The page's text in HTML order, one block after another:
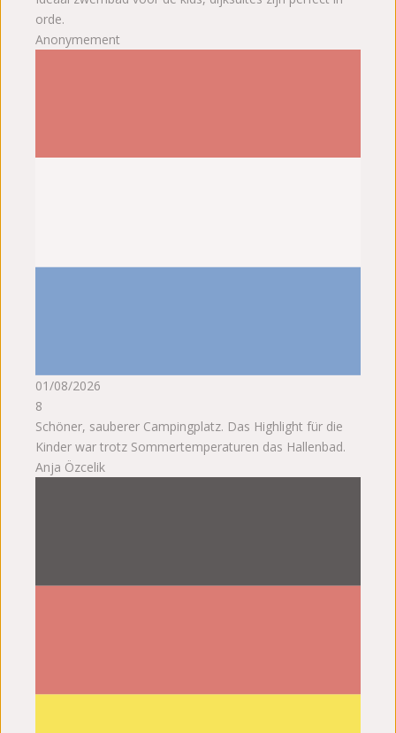
orde.
Anonymement
01/08/2026
8
Schöner, sauberer Campingplatz. Das Highlight für die
Kinder war trotz Sommertemperaturen das Hallenbad.
Anja Özcelik